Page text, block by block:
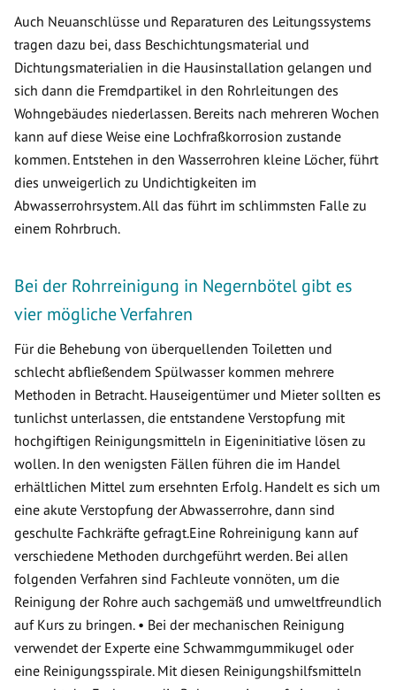
Auch Neuanschlüsse und Reparaturen des Leitungssystems
tragen dazu bei, dass Beschichtungsmaterial und
Dichtungsmaterialien in die Hausinstallation gelangen und
sich dann die Fremdpartikel in den Rohrleitungen des
Wohngebäudes niederlassen. Bereits nach mehreren Wochen
kann auf diese Weise eine Lochfraßkorrosion zustande
kommen. Entstehen in den Wasserrohren kleine Löcher, führt
dies unweigerlich zu Undichtigkeiten im
Abwasserrohrsystem. All das führt im schlimmsten Falle zu
einem Rohrbruch.
Bei der Rohrreinigung in Negernbötel gibt es
vier mögliche Verfahren
Für die Behebung von überquellenden Toiletten und
schlecht abfließendem Spülwasser kommen mehrere
Methoden in Betracht. Hauseigentümer und Mieter sollten es
tunlichst unterlassen, die entstandene Verstopfung mit
hochgiftigen Reinigungsmitteln in Eigeninitiative lösen zu
wollen. In den wenigsten Fällen führen die im Handel
erhältlichen Mittel zum ersehnten Erfolg. Handelt es sich um
eine akute Verstopfung der Abwasserrohre, dann sind
geschulte Fachkräfte gefragt.Eine Rohreinigung kann auf
verschiedene Methoden durchgeführt werden. Bei allen
folgenden Verfahren sind Fachleute vonnöten, um die
Reinigung der Rohre auch sachgemäß und umweltfreundlich
auf Kurs zu bringen. • Bei der mechanischen Reinigung
verwendet der Experte eine Schwammgummikugel oder
eine Reinigungsspirale. Mit diesen Reinigungshilfsmitteln